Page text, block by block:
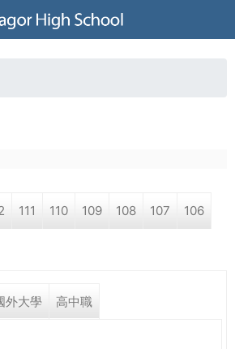
to navigation
111 110 109 108 107 106
tab)
外大學 高中職